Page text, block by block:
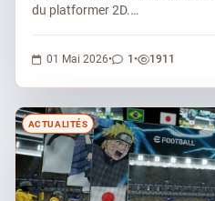
du platformer 2D.…
01 Mai 2026• 1
1 commentaire
• 1911
1911 vues
ACTUALITÉS